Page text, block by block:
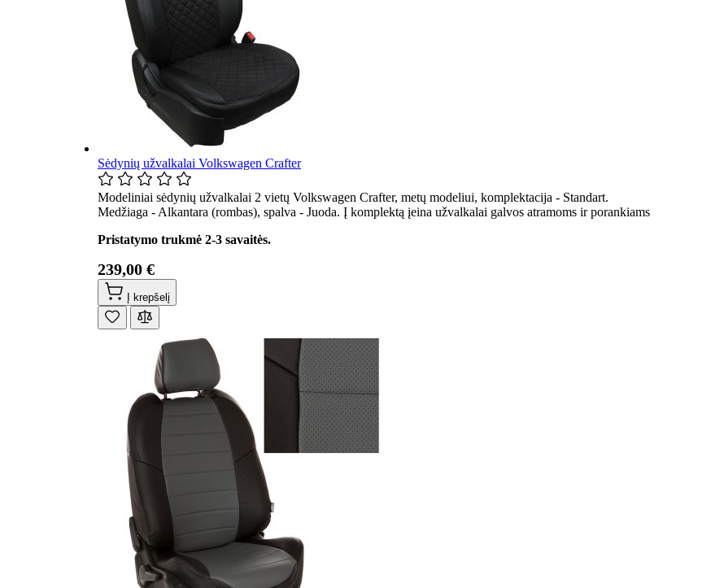
Sėdynių užvalkalai Volkswagen Crafter
Modeliniai sėdynių užvalkalai 2 vietų Volkswagen Crafter, metų modeliui, komplektacija - Standart.
Medžiaga - Alkantara (rombas), spalva - Juoda. Į komplektą įeina užvalkalai galvos atramoms ir porankiams
Pristatymo trukmė 2-3 savaitės.
239,00 €
Į krepšelį